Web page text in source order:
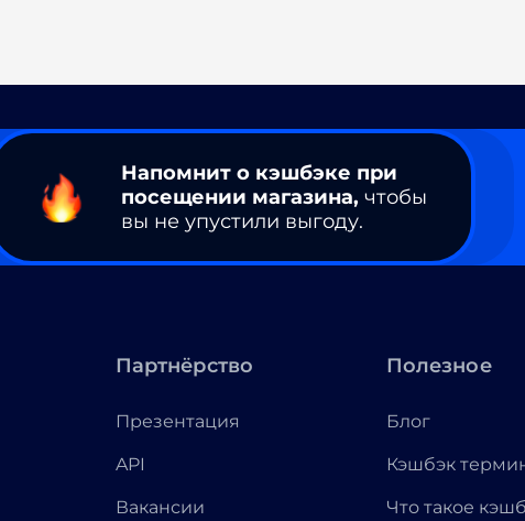
Напомнит о кэшбэке при
посещении магазина, чтобы
вы не упустили выгоду.
Партнёрство
Презентация
API
Вакансии
Полезное
Блог
Кэшбэк
Что такое